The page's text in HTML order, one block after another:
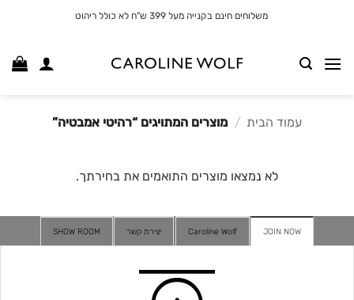
משלוחים חינם בקנייה מעל 399 ש"ח לא כולל ריהוט
עמוד הבית / מוצרים המתויגים “רהיטי אמבטיה”
לא נמצאו מוצרים התואמים את בחירתך.
JOIN NOW
Caroline Wolf יצירת קשר SHOW ROOM